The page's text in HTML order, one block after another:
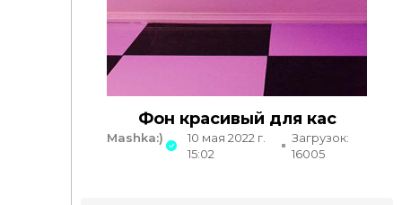
Фон красивый для кас
Mashka:)
10 мая 2022 г.
15:02
Загрузок:
16005